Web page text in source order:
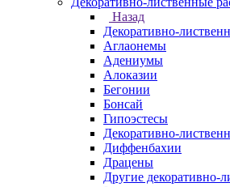
Назад
Декоративно-
Аглаонемы
Адениумы
Алоказии
Бегонии
Бонсай
Гипоэстесы
Декоративно-
Диффенбахии
Драцены
Другие декоративно-